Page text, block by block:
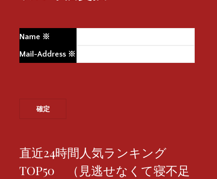
Name ※
Mail-Address ※
直近24時間人気ランキング
TOP50 （見逃せなくて寝不足